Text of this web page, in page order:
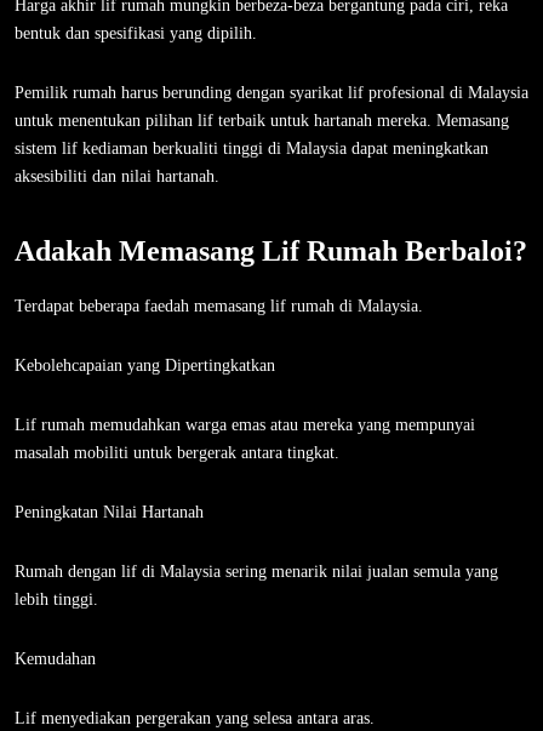
Harga akhir lif rumah mungkin berbeza-beza bergantung pada ciri, reka
bentuk dan spesifikasi yang dipilih.
Pemilik rumah harus berunding dengan syarikat lif profesional di Malaysia
untuk menentukan pilihan lif terbaik untuk hartanah mereka. Memasang
sistem lif kediaman berkualiti tinggi di Malaysia dapat meningkatkan
aksesibiliti dan nilai hartanah.
Adakah Memasang Lif Rumah Berbaloi?
Terdapat beberapa faedah memasang lif rumah di Malaysia.
Kebolehcapaian yang Dipertingkatkan
Lif rumah memudahkan warga emas atau mereka yang mempunyai
masalah mobiliti untuk bergerak antara tingkat.
Peningkatan Nilai Hartanah
Rumah dengan lif di Malaysia sering menarik nilai jualan semula yang
lebih tinggi.
Kemudahan
Lif menyediakan pergerakan yang selesa antara aras.